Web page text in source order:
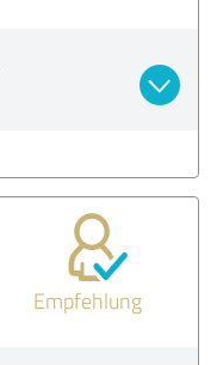
Empfehlung